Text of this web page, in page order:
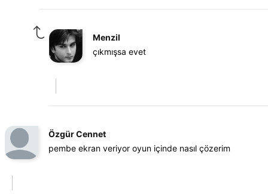
Menzil
çıkmışsa evet
Özgür Cennet
pembe ekran veriyor oyun içinde nasıl çözerim